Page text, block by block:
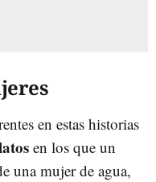
en estas historias
en los que un
una mujer de agua,